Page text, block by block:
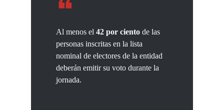
Al menos el42 por ciento de las
personas inscritas en la lista
nominal de electores de la entidad
deberán emitir su voto durante la
jornada.